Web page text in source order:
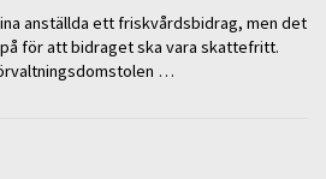
anställda ett friskvårdsbidrag, men det
för att bidraget ska vara skattefritt.
…